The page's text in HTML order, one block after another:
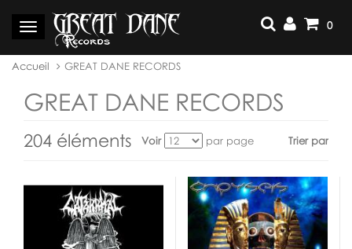
contenu
Basculer
navigation
0
Vous
ici :
Accueil GREAT DANE RECORDS
GREAT DANE RECORDS
204 éléments Voir par page Trier par
Voir
en